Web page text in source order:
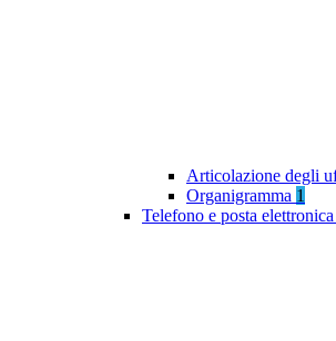
Articolazione degli
Organigramma 1
Telefono e posta elettronica